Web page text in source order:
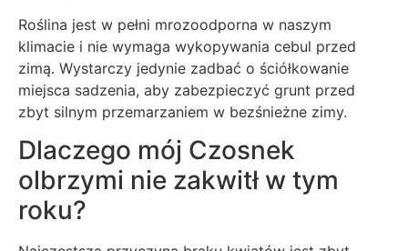
Roślina jest w pełni mrozoodporna w naszym
klimacie i nie wymaga wykopywania cebul przed
zimą. Wystarczy jedynie zadbać o ściółkowanie
miejsca sadzenia, aby zabezpieczyć grunt przed
zbyt silnym przemarzaniem w bezśnieżne zimy.
Dlaczego mój Czosnek
olbrzymi nie zakwitł w tym
roku?